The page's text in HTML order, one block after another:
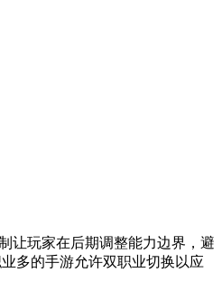
让玩家在后期调整能力边界，避
多的手游允许双职业切换以应